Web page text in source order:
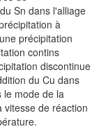
Sn dans l'alliage
à
précipitation
contins
discontinue
du Cu dans
le mode de la
vitesse de réaction